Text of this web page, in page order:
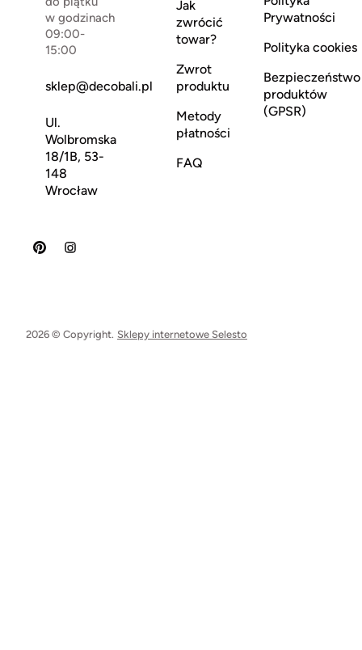
w godzinach
09:00-
15:00
sklep@decobali.pl
Ul.
Wolbromska
18/1B, 53-
148
Wrocław
Jak
zwrócić
towar?
Zwrot
produktu
Metody
płatności
FAQ
Prywatności
Polityka cookies
Bezpieczeństwo
produktów
(GPSR)
2026 © Copyright. Sklepy internetowe Selesto